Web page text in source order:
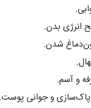
بدن.
شدن.
و آسم.
و جوانی پوست.